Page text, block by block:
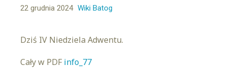
22 grudnia 2024 Wiki Batog
Dziś IV Niedziela Adwentu.
Cały w PDF info_77